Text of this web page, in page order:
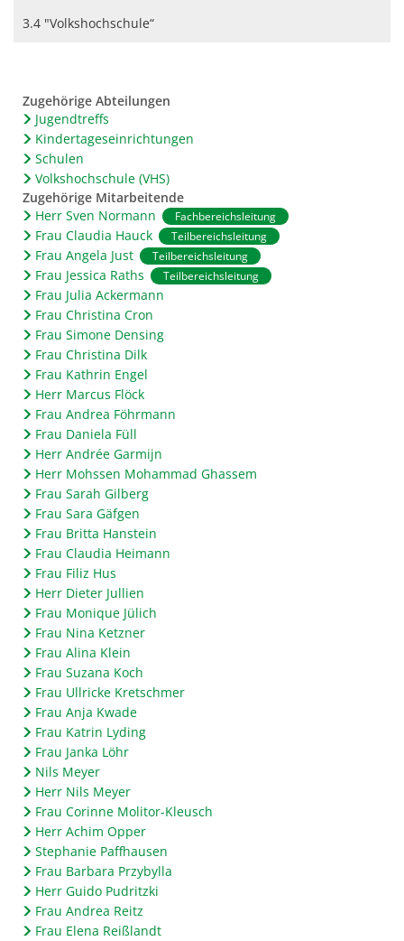
3.4 "Volkshochschule“
Zugehörige Abteilungen
Jugendtreffs
Kindertageseinrichtungen
Schulen
Volkshochschule (VHS)
Zugehörige Mitarbeitende
Herr Sven Normann
Fachbereichsleitung
Frau Claudia Hauck Teilbereichsleitung
Frau Angela Just Teilbereichsleitung
Frau Jessica Raths Teilbereichsleitung
Frau Julia Ackermann
Frau Christina Cron
Frau Simone Densing
Frau Christina Dilk
Frau Kathrin Engel
Herr Marcus Flöck
Frau Andrea Föhrmann
Frau Daniela Füll
Herr Andrée Garmijn
Herr Mohssen Mohammad Ghassem
Frau Sarah Gilberg
Frau Sara Gäfgen
Frau Britta Hanstein
Frau Claudia Heimann
Frau Filiz Hus
Herr Dieter Jullien
Frau Monique Jülich
Frau Nina Ketzner
Frau Alina Klein
Frau Suzana Koch
Frau Ullricke Kretschmer
Frau Anja Kwade
Frau Katrin Lyding
Frau Janka Löhr
Nils Meyer
Herr Nils Meyer
Frau Corinne Molitor-Kleusch
Herr Achim Opper
Stephanie Paffhausen
Frau Barbara Przybylla
Herr Guido Pudritzki
Frau Andrea Reitz
Frau Elena Reißlandt